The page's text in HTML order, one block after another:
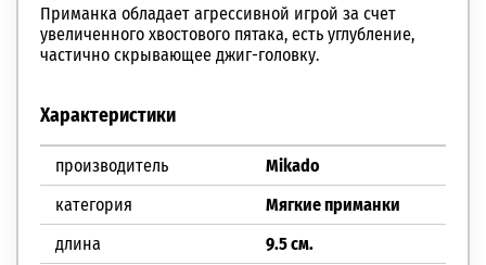
Приманка обладает агрессивной игрой за счет
увеличенного хвостового пятака, есть углубление,
частично скрывающее джиг-головку.
Характеристики
производитель
Mikado
категория
Мягкие приманки
длина
9.5 см.